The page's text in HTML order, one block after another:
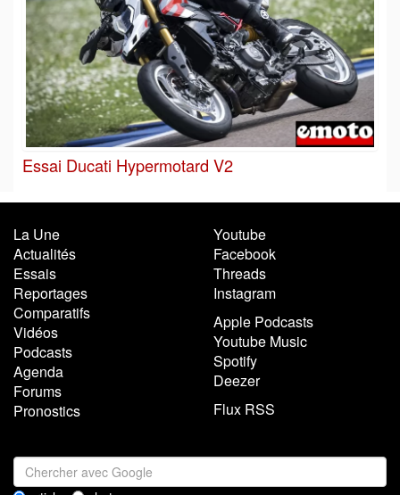
Essai Ducati Hypermotard V2
La Une
Actualités
Essais
Reportages
Comparatifs
Vidéos
Podcasts
Agenda
Forums
Pronostics
Youtube
Facebook
Threads
Instagram
Apple Podcasts
Youtube Music
Spotify
Deezer
Flux RSS